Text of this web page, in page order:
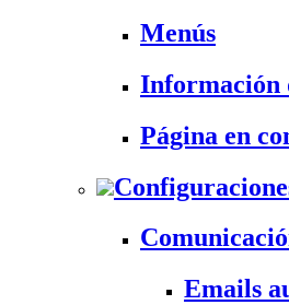
Menús
Información
Página en
Emails